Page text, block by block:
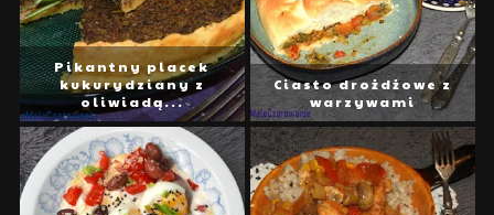
Pikantny placek
kukurydziany z
oliwiadą...
Ciasto drożdżowe z
warzywami